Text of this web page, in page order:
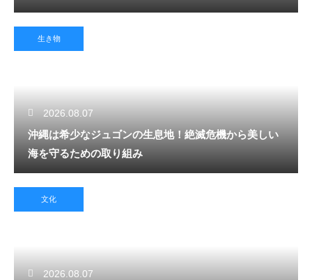
生き物
2026.08.07
沖縄は希少なジュゴンの生息地！絶滅危機から美しい
海を守るための取り組み
文化
2026.08.07